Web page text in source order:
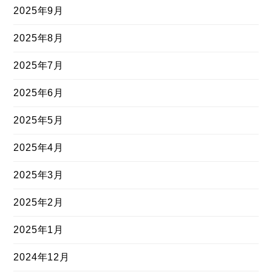
2025年9月
2025年8月
2025年7月
2025年6月
2025年5月
2025年4月
2025年3月
2025年2月
2025年1月
2024年12月